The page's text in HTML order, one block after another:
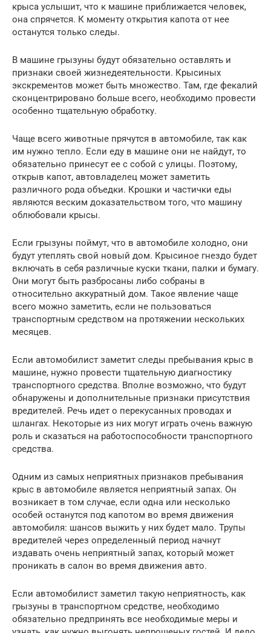
крыса услышит, что к машине приближается человек,
она спрячется. К моменту открытия капота от нее
останутся только следы.
В машине грызуны будут обязательно оставлять и
признаки своей жизнедеятельности. Крысиных
экскрементов может быть множество. Там, где фекалий
сконцентрировано больше всего, необходимо провести
особенно тщательную обработку.
Чаще всего животные прячутся в автомобиле, так как
им нужно тепло. Если еду в машине они не найдут, то
обязательно принесут ее с собой с улицы. Поэтому,
открыв капот, автовладелец может заметить
различного рода объедки. Крошки и частички еды
являются веским доказательством того, что машину
облюбовали крысы.
Если грызуны поймут, что в автомобиле холодно, они
будут утеплять свой новый дом. Крысиное гнездо будет
включать в себя различные куски ткани, палки и бумагу.
Они могут быть разбросаны либо собраны в
относительно аккуратный дом. Такое явление чаще
всего можно заметить, если не пользоваться
транспортным средством на протяжении нескольких
месяцев.
Если автомобилист заметит следы пребывания крыс в
машине, нужно провести тщательную диагностику
транспортного средства. Вполне возможно, что будут
обнаружены и дополнительные признаки присутствия
вредителей. Речь идет о перекусанных проводах и
шлангах. Некоторые из них могут играть очень важную
роль и сказаться на работоспособности транспортного
средства.
Одним из самых неприятных признаков пребывания
крыс в автомобиле является неприятный запах. Он
возникает в том случае, если одна или несколько
особей останутся под капотом во время движения
автомобиля: шансов выжить у них будет мало. Трупы
вредителей через определенный период начнут
издавать очень неприятный запах, который может
проникать в салон во время движения авто.
Если автомобилист заметил такую неприятность, как
грызуны в транспортном средстве, необходимо
обязательно предпринять все необходимые меры и